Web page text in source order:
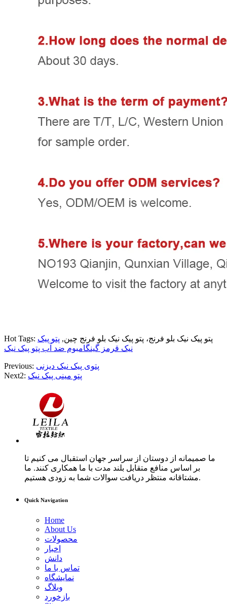
Hot Tags: پتو پیک نیک بلو فرنج، پتو پیک نیک بلو فرنج چین, پتو پیک
نیک قرمز گینگامبوم ضد آب پتو پیک نیک
Previous: پتوی پیک نیک دیزنی
Next2: پتو مینی پیک نیک
ما صمیمانه از دوستان از سراسر جهان استقبال می کنیم تا
بر اساس منافع متقابل بلند مدت با ما همکاری کنند. ما
مشتاقانه منتظر دریافت سوالات شما به زودی هستیم.
Quick Navigation
Home
About Us
محصولات
اخبار
دانش
تماس با ما
نمایشگاه
وبلاگ
بازخورد